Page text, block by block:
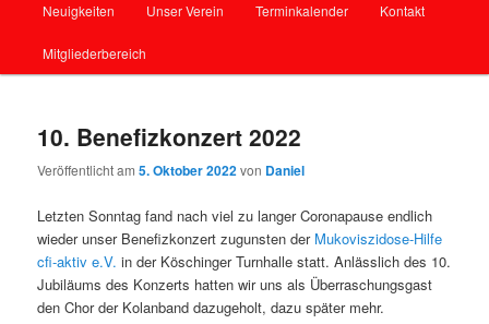
Zum
Inhalt
Neuigkeiten Unser Verein Terminkalender Kontakt
Mitgliederbereich
10. Benefizkonzert 2022
Veröffentlicht am5. Oktober 2022von Daniel
Letzten Sonntag fand nach viel zu langer Coronapause endlich
wieder unser Benefizkonzert zugunsten der Mukoviszidose-Hilfe
cfi-aktiv e.V. in der Köschinger Turnhalle statt. Anlässlich des 10.
Jubiläums des Konzerts hatten wir uns als Überraschungsgast
den Chor der Kolanband dazugeholt, dazu später mehr.